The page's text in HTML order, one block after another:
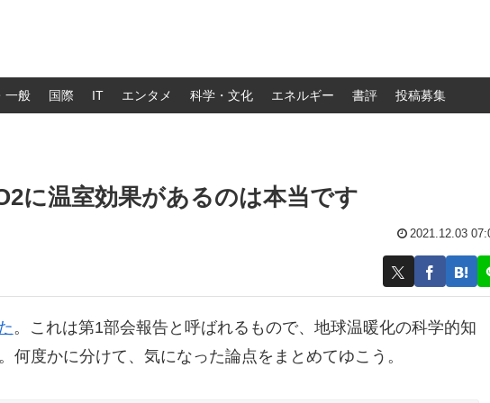
一般 国際 IT エンタメ 科学・文化 エネルギー 書評 投稿募集
に温室効果があるのは本当です
2021.12.03
。これは第1部会報告と呼ばれるもので、地球温暖化の科学的知
何度かに分けて、気になった論点をまとめてゆこう。